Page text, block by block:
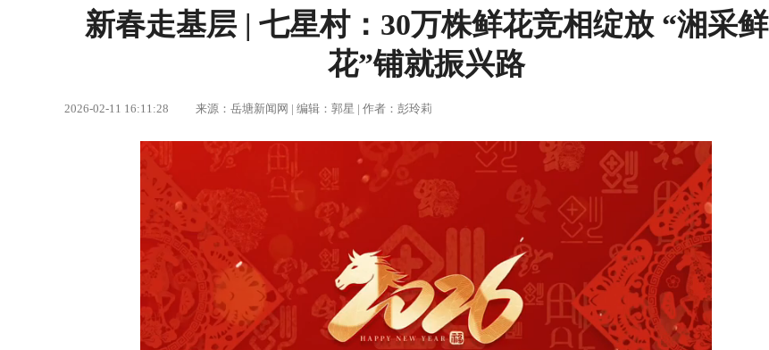
新春走基层 | 七星村：30万株鲜花竞相绽放 “湘采鲜
花”铺就振兴路
2026-02-11 16:11:28 来源：岳塘新闻网 | 编辑：郭星 | 作者：彭玲莉